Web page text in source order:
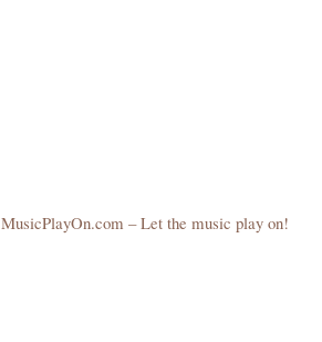
MusicPlayOn.com – Let the music play on!